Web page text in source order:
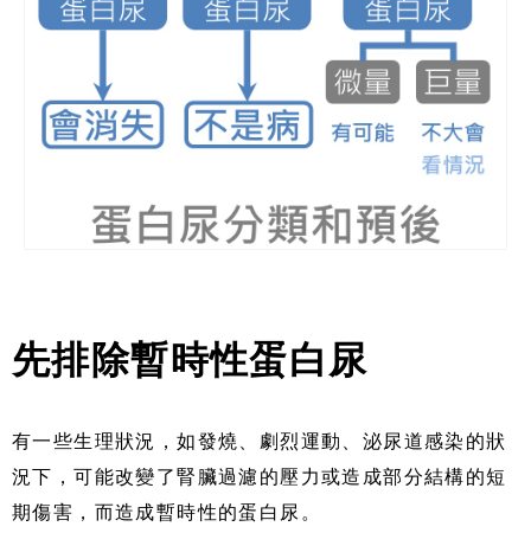
先排除暫時性蛋白尿
有一些生理狀況，如發燒、劇烈運動、泌尿道感染的狀
況下，可能改變了腎臟過濾的壓力或造成部分結構的短
期傷害，而造成暫時性的蛋白尿。